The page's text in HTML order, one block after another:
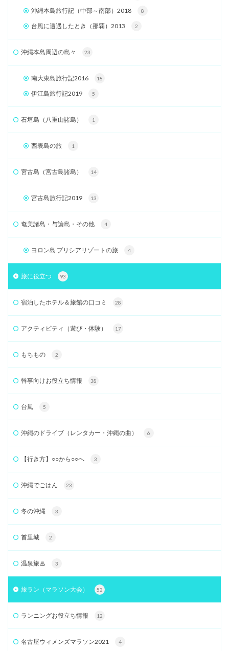
沖縄本島旅行記（中部～南部）2018 8
台風に遭遇したとき（那覇）2013 2
沖縄本島周辺の島々 23
南大東島旅行記2016 18
伊江島旅行記2019 5
石垣島（八重山諸島） 1
西表島の旅 1
宮古島（宮古島諸島） 14
宮古島旅行記2019 13
奄美諸島・与論島・その他 4
ヨロン島 プリシアリゾートの旅 4
旅に役立つ 93
宿泊したホテル＆旅館の口コミ 28
アクティビティ（遊び・体験） 17
もちもの 2
幹事向けお役立ち情報 38
台風 5
沖縄のドライブ（レンタカー・沖縄の曲） 6
【行き方】○○から○○へ 3
沖縄でごはん 23
冬の沖縄 3
首里城 2
温泉旅♨ 3
旅ラン（マラソン大会） 52
ランニングお役立ち情報 12
名古屋ウィメンズマラソン2021 4